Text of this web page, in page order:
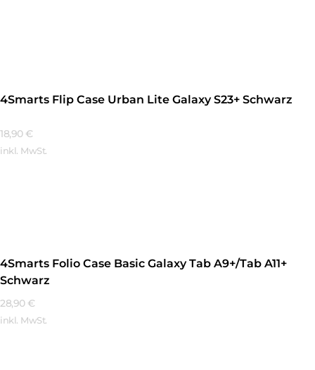
4Smarts Flip Case Urban Lite Galaxy S23+ Schwarz
18,90 €
inkl. MwSt.
4Smarts Folio Case Basic Galaxy Tab A9+/Tab A11+
Schwarz
28,90 €
inkl. MwSt.